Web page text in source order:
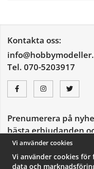
Kontakta oss:
Tel. 070-5203917
Prenumerera på
bästa erbjudanden
E-
postadress
De uppgifter du matar in kommer
Vi använder cookies
Vi använder cookies
data och